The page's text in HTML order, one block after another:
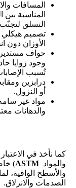
المسافات
المناسبة
التسلق
تصميم هيكلي
الأوزان دون
حواف
وجود زوايا
تُسبب
درابزين
أو النزول.
مواد غير
والدهانات
كما نأخذ في الاعتبار
والمواد ASTM
)
والأسطح الواقية،
الصدمات والانزلاق.